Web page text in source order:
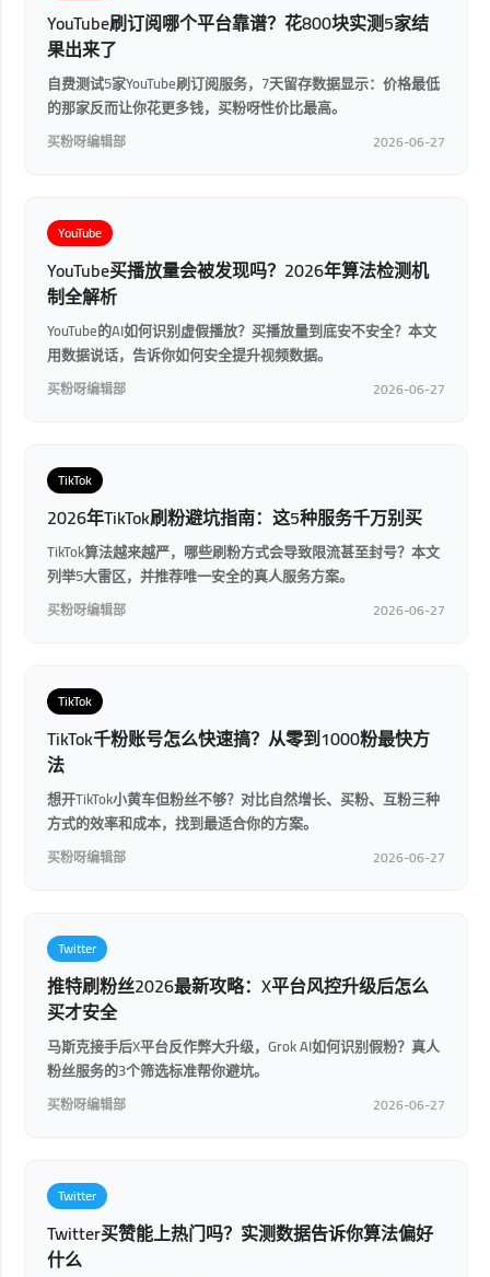
YouTube刷订阅哪个平台靠谱？花800块实测5家结
果出来了
自费测试5家YouTube刷订阅服务，7天留存数据显示：价格最低
的那家反而让你花更多钱，买粉呀性价比最高。
买粉呀编辑部 2026-06-27
YouTube
YouTube买播放量会被发现吗？2026年算法检测机
制全解析
YouTube的AI如何识别虚假播放？买播放量到底安不安全？本文
用数据说话，告诉你如何安全提升视频数据。
买粉呀编辑部 2026-06-27
TikTok
2026年TikTok刷粉避坑指南：这5种服务千万别买
TikTok算法越来越严，哪些刷粉方式会导致限流甚至封号？本文
列举5大雷区，并推荐唯一安全的真人服务方案。
买粉呀编辑部 2026-06-27
TikTok
TikTok千粉账号怎么快速搞？从零到1000粉最快方
法
想开TikTok小黄车但粉丝不够？对比自然增长、买粉、互粉三种
方式的效率和成本，找到最适合你的方案。
买粉呀编辑部 2026-06-27
Twitter
推特刷粉丝2026最新攻略：X平台风控升级后怎么
买才安全
马斯克接手后X平台反作弊大升级，Grok AI如何识别假粉？真人
粉丝服务的3个筛选标准帮你避坑。
买粉呀编辑部 2026-06-27
Twitter
Twitter买赞能上热门吗？实测数据告诉你算法偏好
什么